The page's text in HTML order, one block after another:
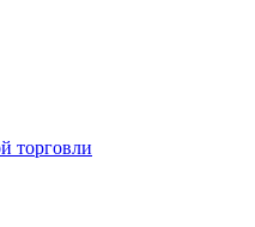
торговли